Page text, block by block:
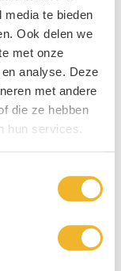
te bieden
Ook delen we
met onze
analyse. Deze
met andere
die ze hebben
hun services.